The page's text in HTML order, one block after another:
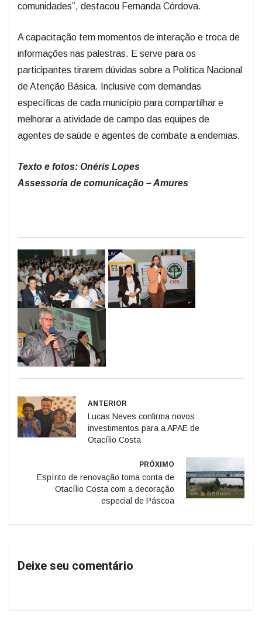
comunidades”, destacou Fernanda Córdova.
A capacitação tem momentos de interação e troca de
informações nas palestras. E serve para os
participantes tirarem dúvidas sobre a Política Nacional
de Atenção Básica. Inclusive com demandas
específicas de cada município para compartilhar e
melhorar a atividade de campo das equipes de
agentes de saúde e agentes de combate a endemias.
Texto e fotos: Onéris Lopes
Assessoria de comunicação – Amures
ANTERIOR
Lucas Neves confirma novos
investimentos para a APAE de
Otacílio Costa
PRÓXIMO
Espírito de renovação toma conta de
Otacílio Costa com a decoração
especial de Páscoa
Deixe seu comentário